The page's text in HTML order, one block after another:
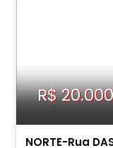
R$
NORTE-Rua